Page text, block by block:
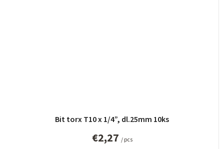
Bit torx T10 x 1/4”, dl.25mm 10ks
€2,27 / pcs